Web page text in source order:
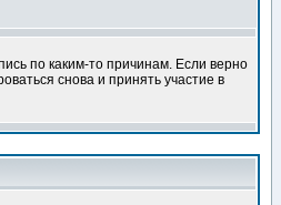
по каким-то причинам. Если верно
снова и принять участие в